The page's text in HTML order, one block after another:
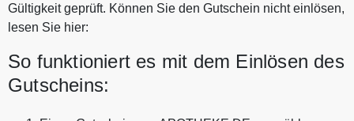
Gültigkeit geprüft. Können Sie den Gutschein nicht einlösen,
lesen Sie hier:
So funktioniert es mit dem Einlösen des
Gutscheins: